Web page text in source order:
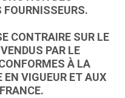
CONTRAIRE SUR LE
PAR LE
À LA
EN VIGUEUR ET AUX